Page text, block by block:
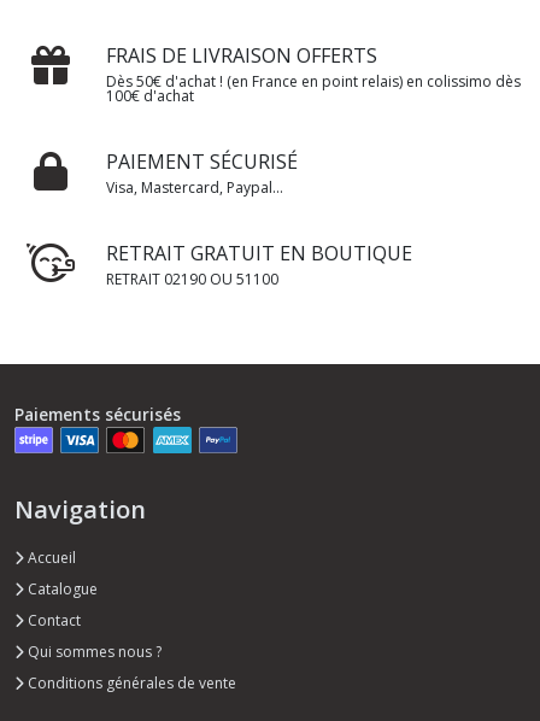
FRAIS DE LIVRAISON OFFERTS
Dès 50€ d'achat ! (en France en point relais) en colissimo dès
100€ d'achat
PAIEMENT SÉCURISÉ
Visa, Mastercard, Paypal...
RETRAIT GRATUIT EN BOUTIQUE
RETRAIT 02190 OU 51100
Paiements sécurisés
Navigation
Accueil
Catalogue
Contact
Qui sommes nous ?
Conditions générales de vente